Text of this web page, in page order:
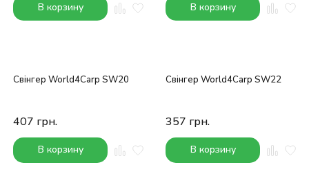
В корзину В корзину
Свінгер World4Carp SW20
407 грн.
В корзину
Свінгер World4Carp SW22
357 грн.
В корзину